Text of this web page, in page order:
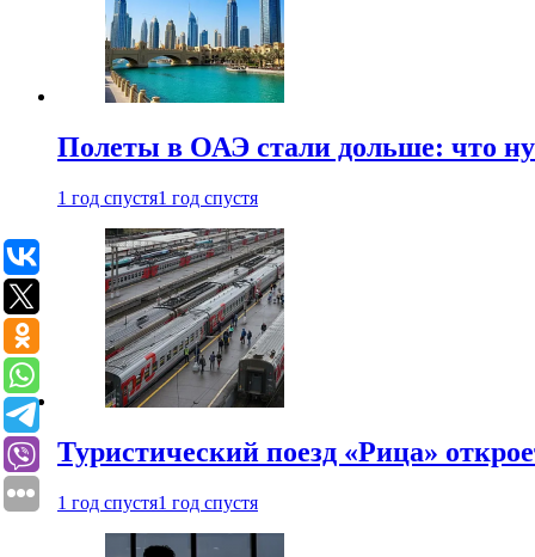
Полеты в ОАЭ стали дольше: что
1 год спустя1 год спустя
Туристический поезд «Рица»
1 год спустя1 год спустя